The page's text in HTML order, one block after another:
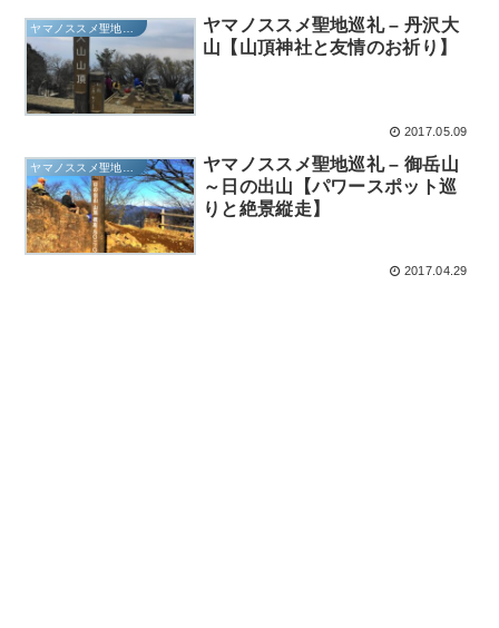
ヤマノススメ聖地巡礼 – 丹沢大
山【山頂神社と友情のお祈り】
2017.05.09
ヤマノススメ聖地巡礼 – 御岳山
～日の出山【パワースポット巡
りと絶景縦走】
2017.04.29